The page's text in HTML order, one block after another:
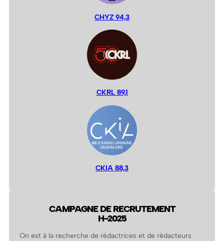
CHYZ 94,3
CKRL 89,1
CKIA 88,3
CAMPAGNE DE RECRUTEMENT
H-2025
On est à la recherche de rédactrices et de rédacteurs